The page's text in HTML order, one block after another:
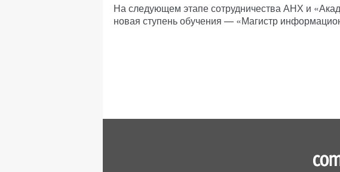
На следующем этапе сотрудничества АНХ и
новая ступень обучения — «Магистр